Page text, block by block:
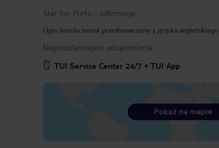
Star Inn Porto - informacje
Opis hotelu został przetłumaczony z języka
Najpopularniejsze udogodnienia:
TUI Service Center 24/7 + TUI App
Pokaż na mapie